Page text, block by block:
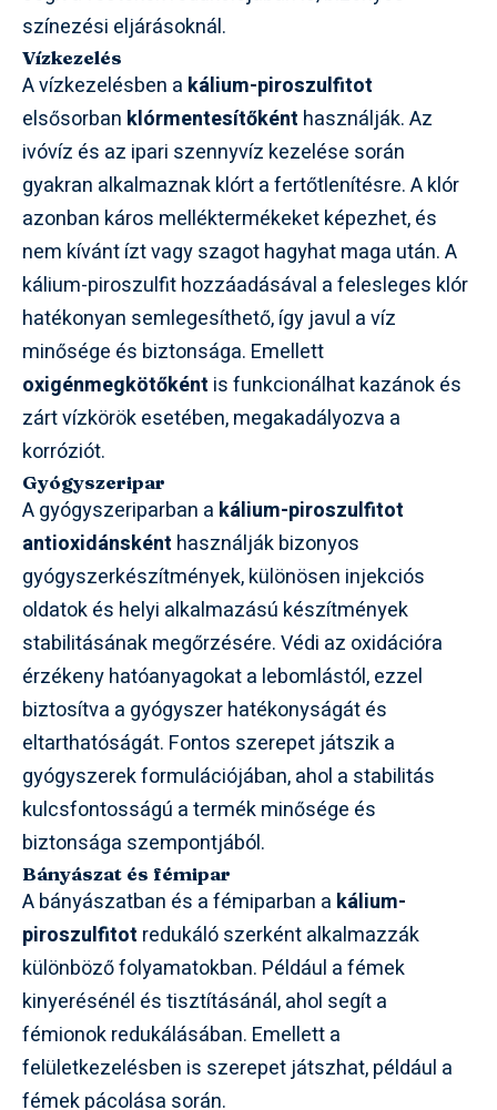
színezési eljárásoknál.
Vízkezelés
A vízkezelésben a kálium-piroszulfitot
elsősorban klórmentesítőként használják. Az
ivóvíz és az ipari szennyvíz kezelése során
gyakran alkalmaznak klórt a fertőtlenítésre. A klór
azonban káros melléktermékeket képezhet, és
nem kívánt ízt vagy szagot hagyhat maga után. A
kálium-piroszulfit hozzáadásával a felesleges klór
hatékonyan semlegesíthető, így javul a víz
minősége és biztonsága. Emellett
oxigénmegkötőként is funkcionálhat kazánok és
zárt vízkörök esetében, megakadályozva a
korróziót.
Gyógyszeripar
A gyógyszeriparban a kálium-piroszulfitot
antioxidánsként használják bizonyos
gyógyszerkészítmények, különösen injekciós
oldatok és helyi alkalmazású készítmények
stabilitásának megőrzésére. Védi az oxidációra
érzékeny hatóanyagokat a lebomlástól, ezzel
biztosítva a gyógyszer hatékonyságát és
eltarthatóságát. Fontos szerepet játszik a
gyógyszerek formulációjában, ahol a stabilitás
kulcsfontosságú a termék minősége és
biztonsága szempontjából.
Bányászat és fémipar
A bányászatban és a fémiparban a kálium-
piroszulfitot redukáló szerként alkalmazzák
különböző folyamatokban. Például a fémek
kinyerésénél és tisztításánál, ahol segít a
fémionok redukálásában. Emellett a
felületkezelésben is szerepet játszhat, például a
fémek pácolása során.